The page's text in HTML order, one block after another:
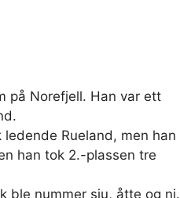
på Norefjell. Han var ett
Rueland, men han
han tok 2.-plassen tre
ble nummer sju, åtte og ni.